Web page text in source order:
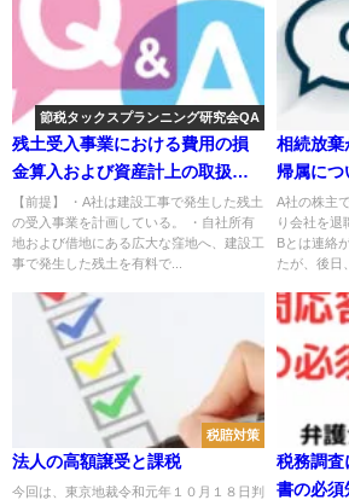
節税タックスプランニング研究会QA
残土受入事業における費用の損
金算入および資産計上の取扱い
について
【前提】 ・A社は建設工事で発生した残土
の受入事業を計画している。 ・自社所有
地および借地にある広大な窪地へ、建設工
事で発生した残土を有料で...
相続放棄
帰属につ
A社の株主
り会社を退
Bとは連絡
たが、後日
税賠対策
法人の高額譲受と課税
今回は、東京地裁令和元年１０月１８日判
税務調査
書の必須